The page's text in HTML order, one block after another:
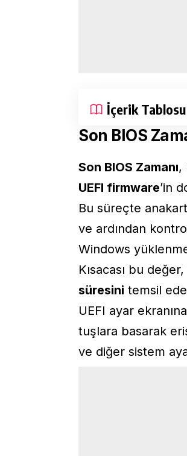
İçerik Tablosu
Son BIOS
Son BIOS Zamanı,
UEFI firmware’in
Bu süreçte
ve ardından
Windows
Kısacası bu
süresini temsil
UEFI ayar
tuşlara basarak
ve diğer sistem